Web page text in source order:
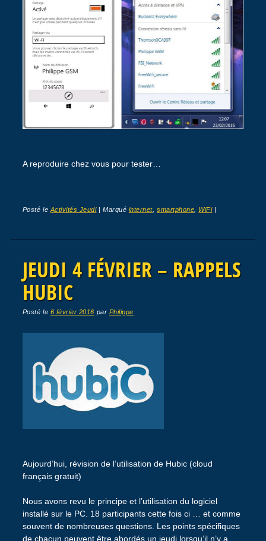
A reproduire chez vous pour tester…
Posté leActivités Jeudi |Marqué internet,smartphone, WiFi
JEUDI 4 FÉVRIER – RAPPELS
HUBIC
Posté le 6 février 2016 par Philippe
Aujourd’hui, révision de l’utilisation de Hubic (cloud
français gratuit)
Nous avons revu le principe et l’utilisation du logiciel
installé sur le PC. 18 participants cette fois ci … et comme
souvent de nombreuses questions. Les points spécifiques
de chacun peuvent être abordés un jeudi lorsqu’il n’y a